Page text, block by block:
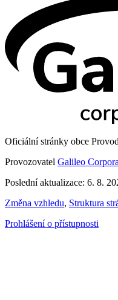
Oficiální stránky obce
Provozovatel Galileo
Poslední aktualizace: 6. 8.
Změna vzhledu, Struktura
Prohlášení o přístupnosti